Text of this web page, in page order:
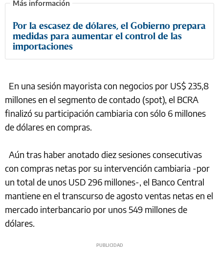
Por la escasez de dólares, el Gobierno prepara
medidas para aumentar el control de las
importaciones
En una sesión mayorista con negocios por US$ 235,8
millones en el segmento de contado (spot), el BCRA
finalizó su participación cambiaria con sólo 6 millones
de dólares en compras.
Aún tras haber anotado diez sesiones consecutivas
con compras netas por su intervención cambiaria -por
un total de unos USD 296 millones-, el Banco Central
mantiene en el transcurso de agosto ventas netas en el
mercado interbancario por unos 549 millones de
dólares.